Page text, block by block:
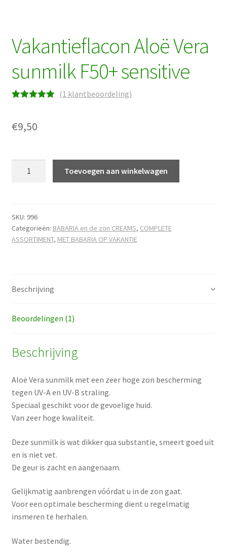
Vakantieflacon Aloë Vera
sunmilk F50+ sensitive
gebaseerd
(1 klantbeoordeling)
€9,50
F50+
sensitive
hoeveelheid
Toevoegen aan winkelwagen
SKU: 996
Categorieën: BABARIA en de zon CREAMS, COMPLETE
ASSORTIMENT, MET BABARIA OP VAKANTIE
Beschrijving
Beoordelingen (1)
Beschrijving
Aloë Vera sunmilk met een zeer hoge zon bescherming
tegen UV-A en UV-B straling.
Speciaal geschikt voor de gevoelige huid.
Van zeer hoge kwaliteit.
Deze sunmilk is wat dikker qua substantie, smeert goed uit
en is niet vet.
De geur is zacht en aangenaam.
Gelijkmatig aanbrengen vóórdat u in de zon gaat.
Voor een optimale bescherming dient u regelmatig
insmeren te herhalen.
Water bestendig.